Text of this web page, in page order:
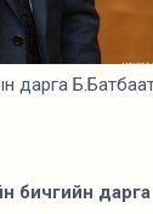
дарга
бичгийн дарга